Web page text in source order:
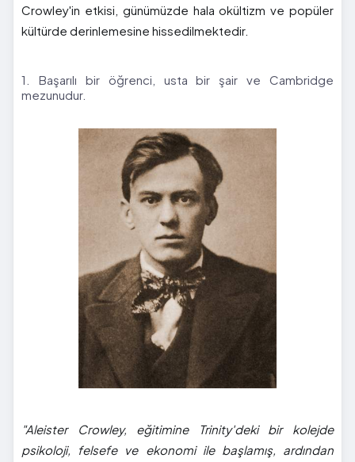
Crowley'in etkisi, günümüzde hala okültizm ve popüler
kültürde derinlemesine hissedilmektedir.
1. Başarılı bir öğrenci, usta bir şair ve Cambridge
mezunudur.
"Aleister Crowley, eğitimine Trinity'deki bir kolejde
psikoloji, felsefe ve ekonomi ile başlamış, ardından